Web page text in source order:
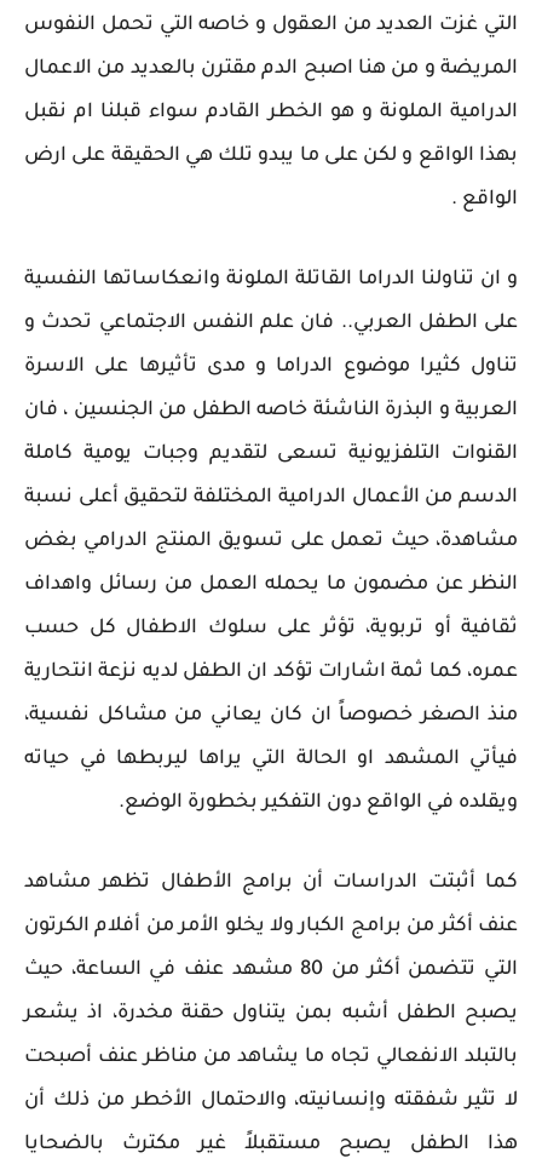
التي غزت العديد من العقول و خاصه التي تحمل النفوس
المريضة و من هنا اصبح الدم مقترن بالعديد من الاعمال
الدرامية الملونة و هو الخطر القادم سواء قبلنا ام نقبل
بهذا الواقع و لكن على ما يبدو تلك هي الحقيقة على ارض
الواقع .
و ان تناولنا الدراما القاتلة الملونة وانعكاساتها النفسية
على الطفل العربي.. فان علم النفس الاجتماعي تحدث و
تناول كثيرا موضوع الدراما و مدى تأثيرها على الاسرة
العربية و البذرة الناشئة خاصه الطفل من الجنسين ، فان
القنوات التلفزيونية تسعى لتقديم وجبات يومية كاملة
الدسم من الأعمال الدرامية المختلفة لتحقيق أعلى نسبة
مشاهدة، حيث تعمل على تسويق المنتج الدرامي بغض
النظر عن مضمون ما يحمله العمل من رسائل واهداف
ثقافية أو تربوية، تؤثر على سلوك الاطفال كل حسب
عمره، كما ثمة اشارات تؤكد ان الطفل لديه نزعة انتحارية
منذ الصغر خصوصاً ان كان يعاني من مشاكل نفسية،
فيأتي المشهد او الحالة التي يراها ليربطها في حياته
ويقلده في الواقع دون التفكير بخطورة الوضع.
كما أثبتت الدراسات أن برامج الأطفال تظهر مشاهد
عنف أكثر من برامج الكبار ولا يخلو الأمر من أفلام الكرتون
التي تتضمن أكثر من 80 مشهد عنف في الساعة، حيث
يصبح الطفل أشبه بمن يتناول حقنة مخدرة، اذ يشعر
بالتبلد الانفعالي تجاه ما يشاهد من مناظر عنف أصبحت
لا تثير شفقته وإنسانيته، والاحتمال الأخطر من ذلك أن
هذا الطفل يصبح مستقبلاً غير مكترث بالضحايا